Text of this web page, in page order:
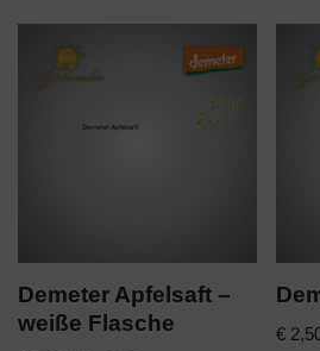
Demeter Apfelsaft –
weiße Flasche
€